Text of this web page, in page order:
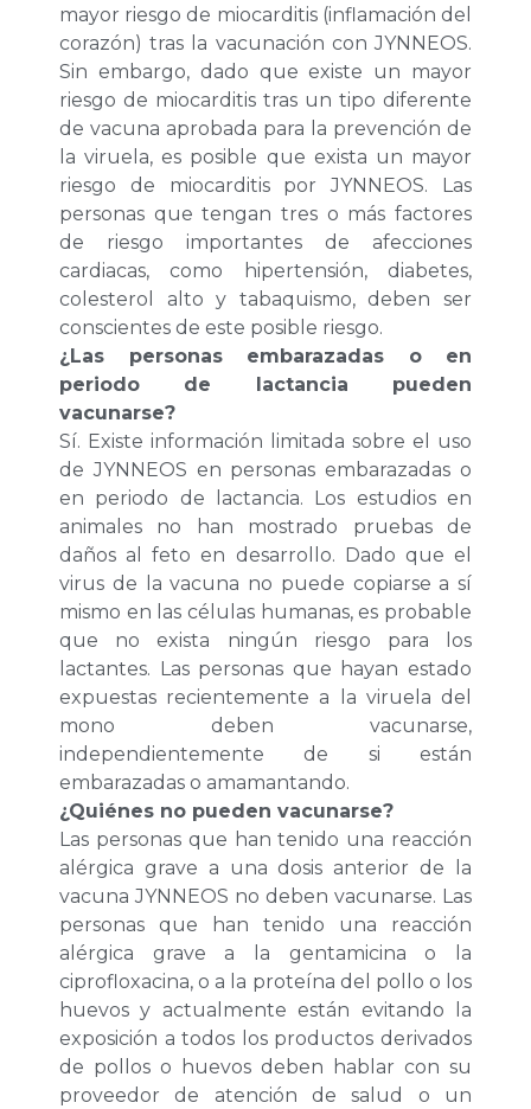
mayor riesgo de miocarditis (inflamación del
corazón) tras la vacunación con JYNNEOS.
Sin embargo, dado que existe un mayor
riesgo de miocarditis tras un tipo diferente
de vacuna aprobada para la prevención de
la viruela, es posible que exista un mayor
riesgo de miocarditis por JYNNEOS. Las
personas que tengan tres o más factores
de riesgo importantes de afecciones
cardiacas, como hipertensión, diabetes,
colesterol alto y tabaquismo, deben ser
conscientes de este posible riesgo.
¿Las personas embarazadas o en
periodo de lactancia pueden
vacunarse?
Sí. Existe información limitada sobre el uso
de JYNNEOS en personas embarazadas o
en periodo de lactancia. Los estudios en
animales no han mostrado pruebas de
daños al feto en desarrollo. Dado que el
virus de la vacuna no puede copiarse a sí
mismo en las células humanas, es probable
que no exista ningún riesgo para los
lactantes. Las personas que hayan estado
expuestas recientemente a la viruela del
mono deben vacunarse,
independientemente de si están
embarazadas o amamantando.
¿Quiénes no pueden vacunarse?
Las personas que han tenido una reacción
alérgica grave a una dosis anterior de la
vacuna JYNNEOS no deben vacunarse. Las
personas que han tenido una reacción
alérgica grave a la gentamicina o la
ciprofloxacina, o a la proteína del pollo o los
huevos y actualmente están evitando la
exposición a todos los productos derivados
de pollos o huevos deben hablar con su
proveedor de atención de salud o un